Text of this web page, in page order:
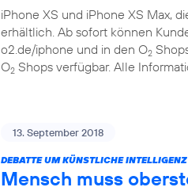
iPhone XS und iPhone XS Max,
erhältlich. Ab sofort können
o2.de/iphone und in den O2
O2 Shops verfügbar. Alle
13. September 2018
DEBATTE UM KÜNSTLICHE
Mensch muss